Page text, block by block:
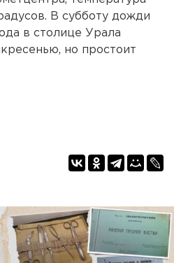
В субботу дожди
в столице Урала
но простоит